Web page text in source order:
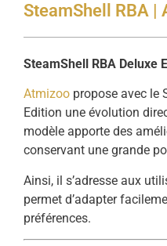
SteamShell RBA |
SteamShell RBA Deluxe
Atmizoo propose avec le
Edition une évolution
modèle apporte des
conservant une grande
Ainsi, il s’adresse aux
permet d’adapter
préférences.